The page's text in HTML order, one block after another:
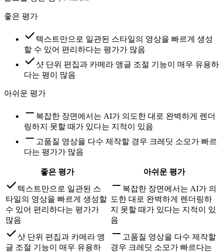
좋은 평가
텍스트만으로 일관된 스타일의 영상을 빠르게 생성
할 수 있어 편리하다는 평가가 많음
샷 단위 편집과 카메라 앵글 조절 기능이 매우 유용하
다는 평이 많음
아쉬운 평가
복잡한 장면에서는 AI가 의도한 대로 완벽하게 렌더
링하지 못할 때가 있다는 지적이 있음
고품질 영상을 다수 제작할 경우 크레딧 소모가 빠르
다는 평가가 많음
좋은 평가
아쉬운 평가
텍스트만으로 일관된 스
타일의 영상을 빠르게 생성할
수 있어 편리하다는 평가가
많음
복잡한 장면에서는 AI가 의
도한 대로 완벽하게 렌더링하
지 못할 때가 있다는 지적이 있
음
샷 단위 편집과 카메라 앵
글 조절 기능이 매우 유용하
고품질 영상을 다수 제작할
경우 크레딧 소모가 빠르다는